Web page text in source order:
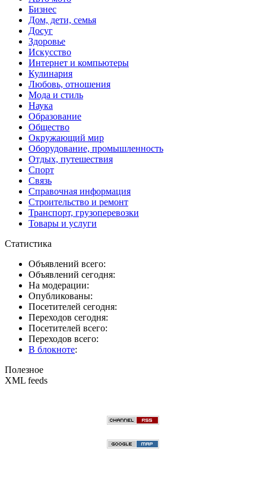
Бизнес
Дом, дети, семья
Досуг
Здоровье
Искусство
Интернет и компьютеры
Кулинария
Любовь, отношения
Мода и стиль
Наука
Образование
Общество
Окружающий мир
Оборудование, промышленность
Отдых, путешествия
Спорт
Связь
Справочная информация
Строительство и ремонт
Транспорт, грузоперевозки
Товары и услуги
Статистика
Объявлений всего:
Объявлений сегодня:
На модерации:
Опубликованы:
Посетителей сегодня:
Переходов сегодня:
Посетителей всего:
Переходов всего:
В блокноте:
Полезное
XML feeds